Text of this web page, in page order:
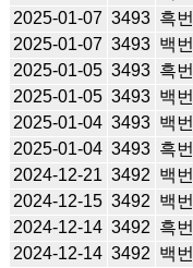
2025-01-07 3493 흑번
2025-01-07 3493 백번
2025-01-05 3493 흑번
2025-01-05 3493 백번
2025-01-04 3493 백번
2025-01-04 3493 흑번
2024-12-21 3492 백번
2024-12-15 3492 백번
2024-12-14 3492 흑번
2024-12-14 3492 백번